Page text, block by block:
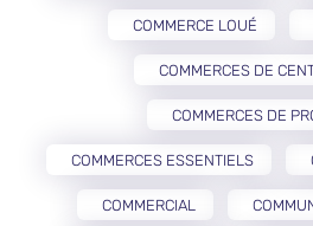
COMMERCE LOUÉ
COMMERCES DE
COMMERCES DE
COMMERCES ESSENTIELS
COMMERCIAL